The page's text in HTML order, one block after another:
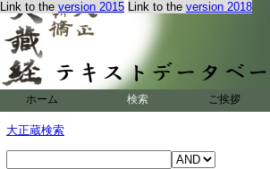
Link to the version 2015 Link to the version 2018
ホーム 検索 ご挨拶
大正蔵検索